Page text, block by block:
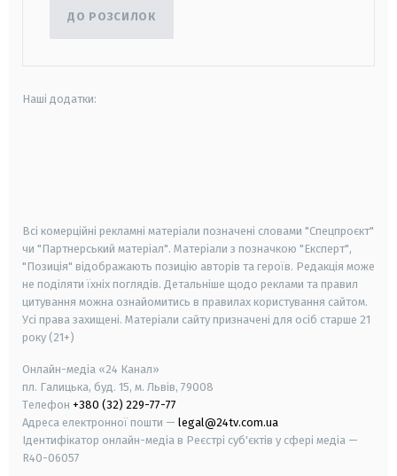
ДО РОЗСИЛОК
Наші додатки:
Всі комерційні рекламні матеріали позначені словами "Спецпроєкт"
чи "Партнерський матеріал". Матеріали з позначкою "Експерт",
"Позиція" відображають позицію авторів та героїв. Редакція може
не поділяти їхніх поглядів. Детальніше щодо реклами та правил
цитування можна ознайомитись в правилах користування сайтом.
Усі права захищені. Матеріали сайту призначені для осіб старше 21
року (21+)
Онлайн-медіа «24 Канал»
пл. Галицька, буд. 15, м. Львів, 79008
Телефон +380 (32) 229-77-77
Адреса електронної пошти — legal@24tv.com.ua
Ідентифікатор онлайн-медіа в Реєстрі суб'єктів у сфері медіа —
R40-06057